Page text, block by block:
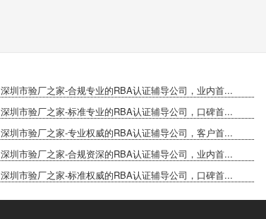
深圳市验厂之家-合规专业的RBA认证辅导公司，业内首...
深圳市验厂之家-标准专业的RBA认证辅导公司，口碑首...
深圳市验厂之家-专业权威的RBA认证辅导公司，客户首...
深圳市验厂之家-合规资深的RBA认证辅导公司，业内首...
深圳市验厂之家-标准权威的RBA认证辅导公司，口碑首...